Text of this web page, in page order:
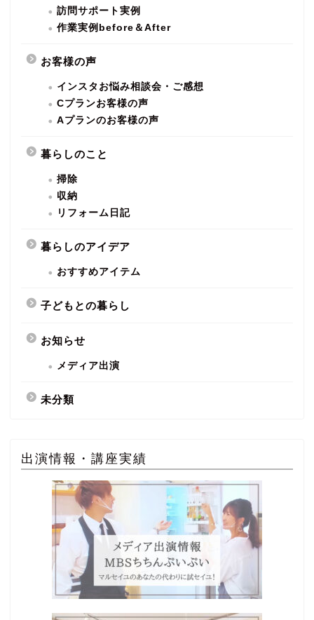
訪問サポート実例
作業実例before＆After
お客様の声
インスタお悩み相談会・ご感想
Cプランお客様の声
Aプランのお客様の声
暮らしのこと
掃除
収納
リフォーム日記
暮らしのアイデア
おすすめアイテム
子どもとの暮らし
お知らせ
メディア出演
未分類
出演情報・講座実績